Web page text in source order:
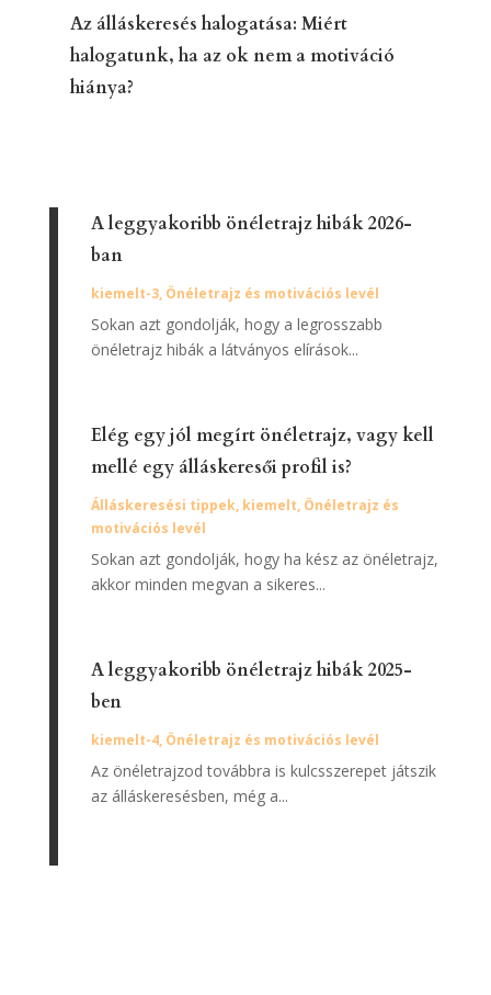
Az álláskeresés halogatása: Miért
halogatunk, ha az ok nem a motiváció
hiánya?
A leggyakoribb önéletrajz hibák 2026-
ban
kiemelt-3, Önéletrajz és motivációs levél
Sokan azt gondolják, hogy a legrosszabb
önéletrajz hibák a látványos elírások...
Elég egy jól megírt önéletrajz, vagy kell
mellé egy álláskeresői profil is?
Álláskeresési tippek, kiemelt, Önéletrajz és
motivációs levél
Sokan azt gondolják, hogy ha kész az önéletrajz,
akkor minden megvan a sikeres...
A leggyakoribb önéletrajz hibák 2025-
ben
kiemelt-4, Önéletrajz és motivációs levél
Az önéletrajzod továbbra is kulcsszerepet játszik
az álláskeresésben, még a...